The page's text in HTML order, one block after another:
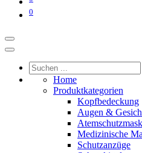
0
Home
Produktkategorien
Kopfbedeckung
Augen &
Medizinische
Schutzanzüge